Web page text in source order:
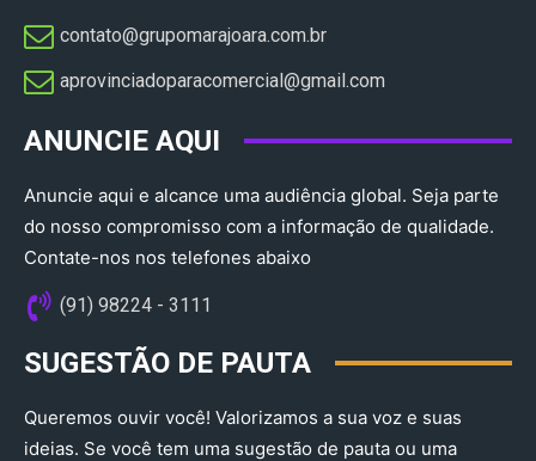
contato@grupomarajoara.com.br
aprovinciadoparacomercial@gmail.com​
ANUNCIE AQUI
Anuncie aqui e alcance uma audiência global. Seja parte
do nosso compromisso com a informação de qualidade.
Contate-nos nos telefones abaixo
(91) 98224 - 3111
SUGESTÃO DE PAUTA
Queremos ouvir você! Valorizamos a sua voz e suas
ideias. Se você tem uma sugestão de pauta ou uma